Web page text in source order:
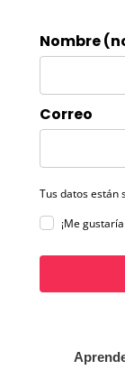
Nombre
Correo
Tus datos están
¡Me